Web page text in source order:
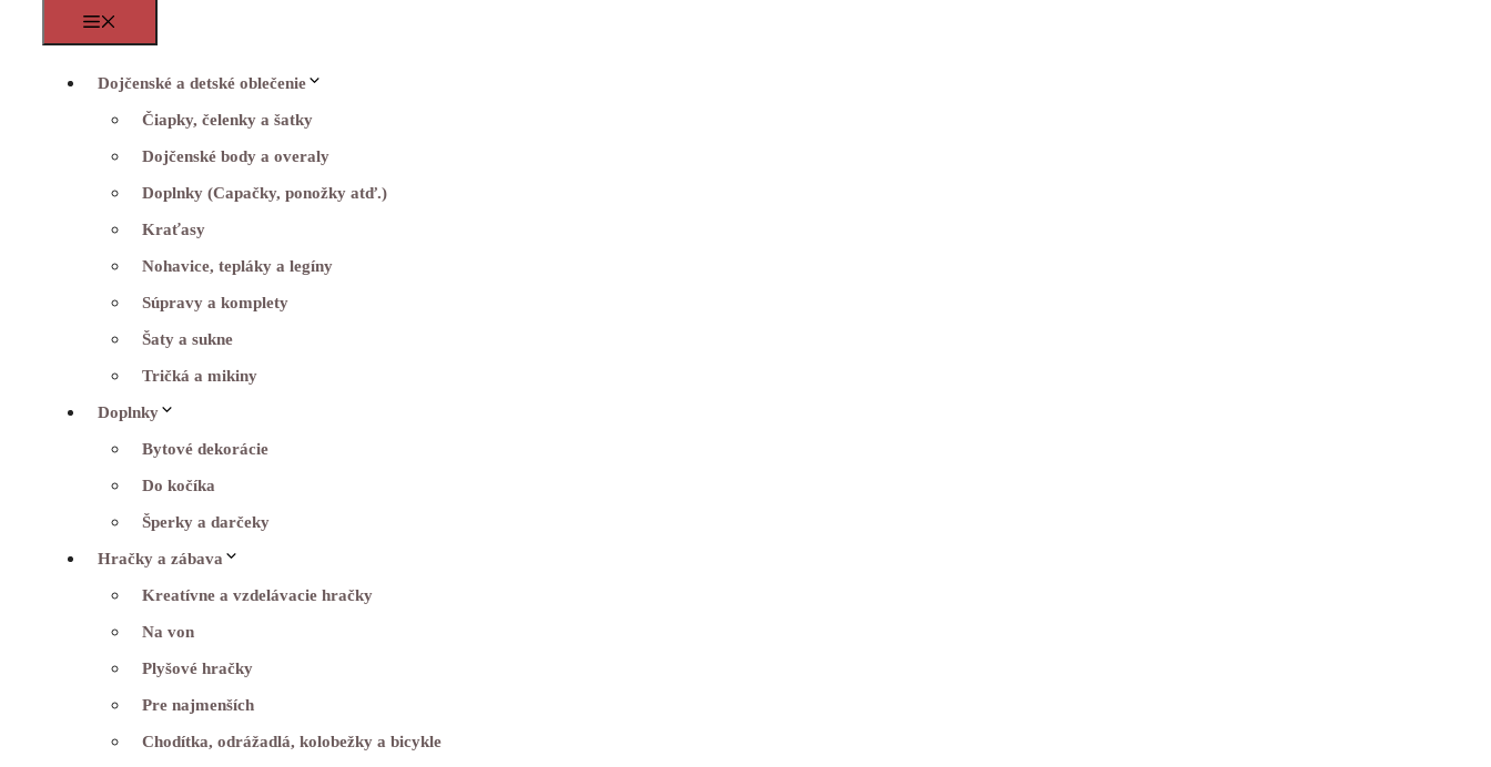
Dojčenské a detské oblečenie
Čiapky, čelenky a šatky
Dojčenské body a overaly
Doplnky (Capačky, ponožky atď.)
Kraťasy
Nohavice, tepláky a legíny
Súpravy a komplety
Šaty a sukne
Tričká a mikiny
Doplnky
Bytové dekorácie
Do kočíka
Šperky a darčeky
Hračky a zábava
Kreatívne a vzdelávacie hračky
Na von
Plyšové hračky
Pre najmenších
Chodítka, odrážadlá, kolobežky a bicykle